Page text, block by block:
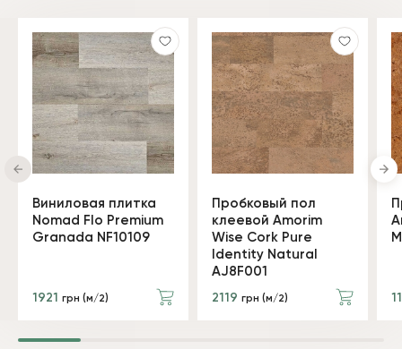
Виниловая плитка
Nomad Flo Premium
Granada NF10109
1921 грн (м/2)
Пробковый пол
клеевой Amorim
Wise Cork Pure
Identity Natural
AJ8F001
2119 грн (м/2)